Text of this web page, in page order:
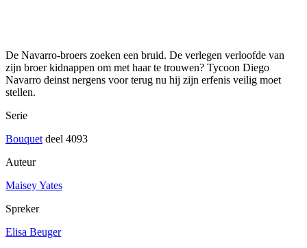
De Navarro-broers zoeken een bruid. De verlegen verloofde van
zijn broer kidnappen om met haar te trouwen? Tycoon Diego
Navarro deinst nergens voor terug nu hij zijn erfenis veilig moet
stellen.
Serie
Bouquet deel 4093
Auteur
Maisey Yates
Spreker
Elisa Beuger